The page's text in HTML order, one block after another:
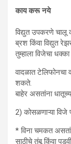
काय करू नये
विद्युत उपकरणे
ब्रश किंवा विद्युत
तुम्हाला विजेचा
वादळात टेलिफोनचा
शकते.
बाहेर असतांना
2) कोसळणाऱ्या विजे
* विना चमकत
साठीचे तंबू किंवा